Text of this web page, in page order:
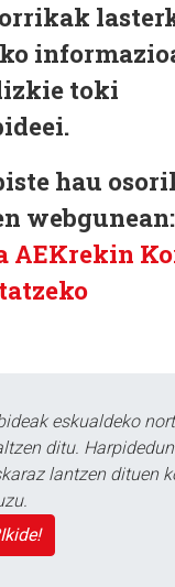
toki
hau
webgunean:
AEKrekin
eskualdeko
ditu.
lantzen dituen